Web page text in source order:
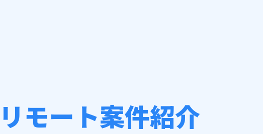
モート案件紹介